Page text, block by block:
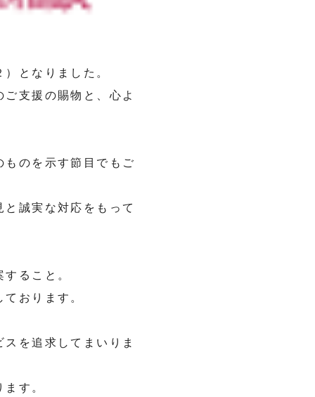
となりました。
支援の賜物と、心よ
のを示す節目でもご
誠実な対応をもって
ること。
おります。
を追求してまいりま
す。